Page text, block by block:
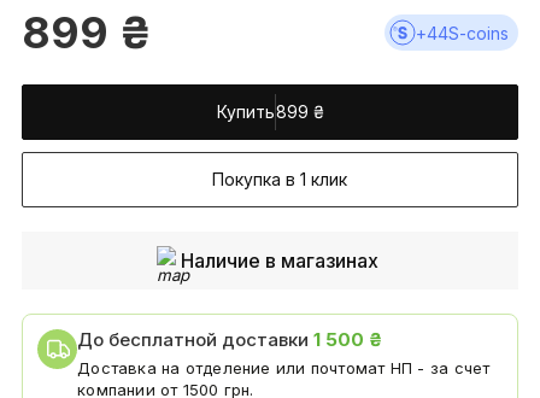
899 ₴ +44S-coins
Купить899 ₴
Покупка в 1 клик
Наличие в магазинах
До бесплатной доставки1 500 ₴
Доставка на отделение или почтомат НП - за счет
компании от 1500 грн.